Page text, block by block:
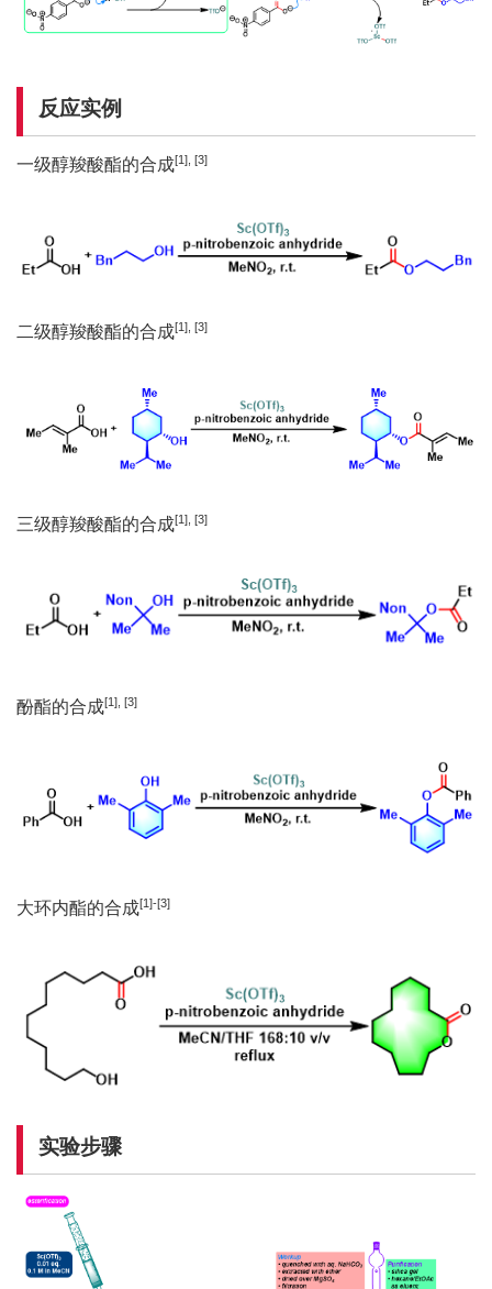
反应实例
一级醇羧酸酯的合成[1], [3]
二级醇羧酸酯的合成[1], [3]
三级醇羧酸酯的合成[1], [3]
酚酯的合成[1], [3]
大环内酯的合成[1]-[3]
实验步骤